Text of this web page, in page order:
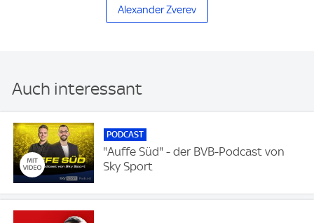
Alexander Zverev
Auch interessant
PODCAST
"Auffe Süd" - der BVB-Podcast von
Sky Sport